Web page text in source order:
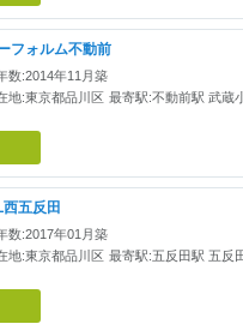
フォルム不動前
数:2014年11月築
地:東京都品川区 最寄駅:不動前駅 武蔵
西五反田
数:2017年01月築
地:東京都品川区 最寄駅:五反田駅 五反